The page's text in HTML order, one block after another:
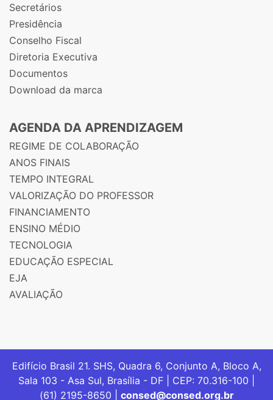
Secretários
Presidência
Conselho Fiscal
Diretoria Executiva
Documentos
Download da marca
AGENDA DA APRENDIZAGEM
REGIME DE COLABORAÇÃO
ANOS FINAIS
TEMPO INTEGRAL
VALORIZAÇÃO DO PROFESSOR
FINANCIAMENTO
ENSINO MÉDIO
TECNOLOGIA
EDUCAÇÃO ESPECIAL
EJA
AVALIAÇÃO
Edifício Brasil 21. SHS, Quadra 6, Conjunto A, Bloco A,
Sala 103 - Asa Sul, Brasília - DF | CEP: 70.316-100 |
(61) 2195-8650 | consed@consed.org.br